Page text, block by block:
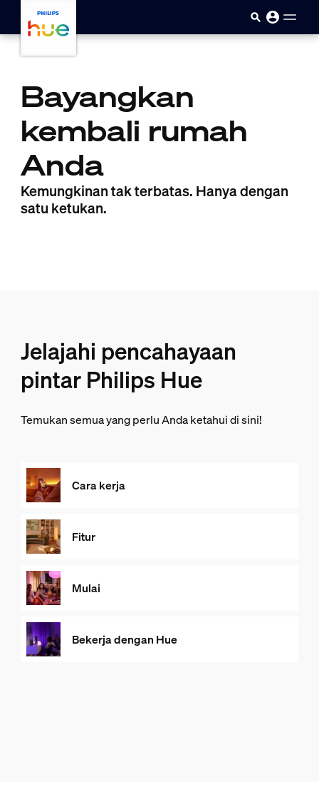
Bayangkan
kembali rumah
Anda
Kemungkinan tak terbatas. Hanya dengan
satu ketukan.
Jelajahi pencahayaan
pintar Philips Hue
Temukan semua yang perlu Anda ketahui di sini!
Cara kerja
Fitur
Mulai
Bekerja dengan Hue